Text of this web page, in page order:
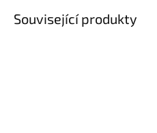
Související produkty